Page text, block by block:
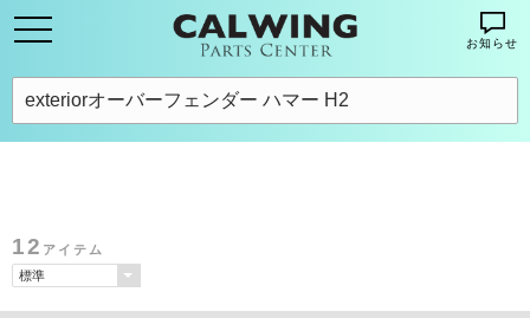
お知らせ
12 アイテム